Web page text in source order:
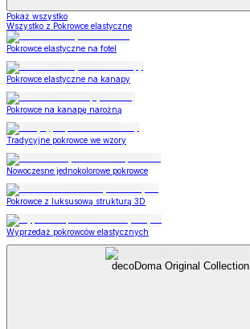
Pokaż wszystko
Wszystko z Pokrowce elastyczne
Pokrowce elastyczne na fotel
Pokrowce elastyczne na kanapy
Pokrowce na kanapę narożną
Tradycyjne pokrowce we wzory
Nowoczesne jednokolorowe pokrowce
Pokrowce z luksusową strukturą 3D
Wyprzedaż pokrowców elastycznych
decoDoma Original Collection